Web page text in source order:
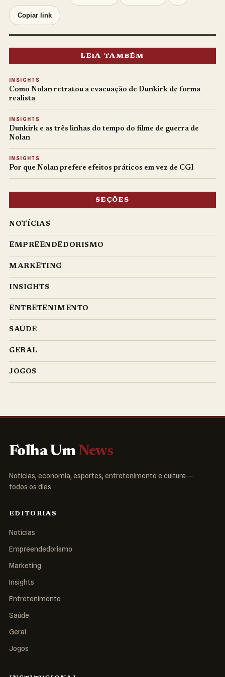
Copiar link
LEIA TAMBÉM
INSIGHTS
Como Nolan retratou a evacuação de Dunkirk de forma
realista
INSIGHTS
Dunkirk e as três linhas do tempo do filme de guerra de
Nolan
INSIGHTS
Por que Nolan prefere efeitos práticos em vez de CGI
SEÇÕES
NOTÍCIAS
EMPREENDEDORISMO
MARKETING
INSIGHTS
ENTRETENIMENTO
SAÚDE
GERAL
JOGOS
Folha Um News
Notícias, economia, esportes, entretenimento e cultura —
todos os dias
EDITORIAS
Notícias
Empreendedorismo
Marketing
Insights
Entretenimento
Saúde
Geral
Jogos